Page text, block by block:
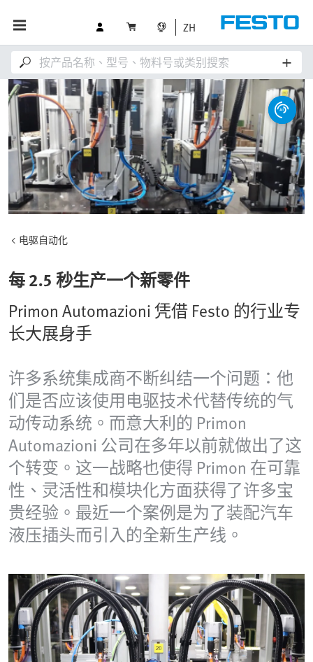
ZH
电驱自动化
每 2.5 秒生产一个新零件
Primon Automazioni 凭借 Festo 的行业专
长大展身手
许多系统集成商不断纠结一个问题：他
们是否应该使用电驱技术代替传统的气
动传动系统。而意大利的 Primon
Automazioni 公司在多年以前就做出了这
个转变。这一战略也使得 Primon 在可靠
性、灵活性和模块化方面获得了许多宝
贵经验。最近一个案例是为了装配汽车
液压插头而引入的全新生产线。